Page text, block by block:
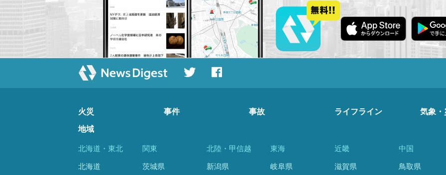
火災 事件 事故 ライフライン 気象・
地域
北海道・東北
北海道
関東
茨城県
北陸・甲信越
新潟県
東海
岐阜県
近畿
滋賀県
中国
鳥取県